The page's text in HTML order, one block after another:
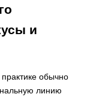
и
обычно
линию